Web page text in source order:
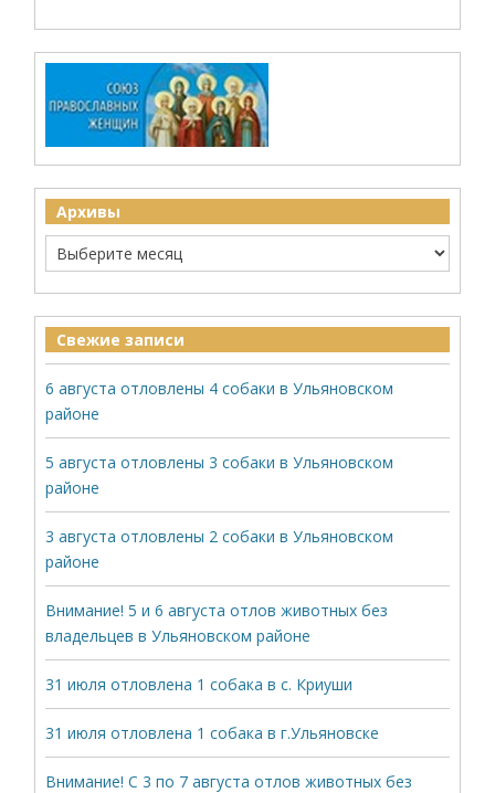
Архивы
Свежие записи
6 августа отловлены 4 собаки в Ульяновском
районе
5 августа отловлены 3 собаки в Ульяновском
районе
3 августа отловлены 2 собаки в Ульяновском
районе
Внимание! 5 и 6 августа отлов животных без
владельцев в Ульяновском районе
31 июля отловлена 1 собака в с. Криуши
31 июля отловлена 1 собака в г.Ульяновске
Внимание! С 3 по 7 августа отлов животных без